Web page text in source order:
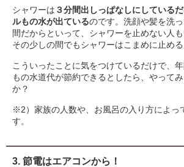
シャワーは ３分間出しっぱなしにしている
ルもの水が出ているのです。洗顔や髪を洗
間だからといって、シャワーを止めない人も
その少しの間でもシャワーはこまめに止める
こういったことに気をつけているだけで、
もの水道代が節約できるとしたら、やって
か？
※2）家族の人数や、お風呂の入り方によっ
す。
3. 節電はエアコンから！